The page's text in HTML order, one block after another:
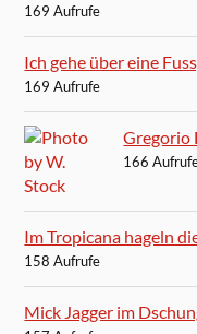
169 Aufrufe
Ich gehe über eine
169 Aufrufe
Gregorio
166
Im Tropicana hageln
158 Aufrufe
Mick Jagger im